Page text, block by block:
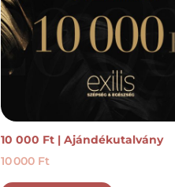
10 000 Ft | Ajándékutalvány
10 000 Ft